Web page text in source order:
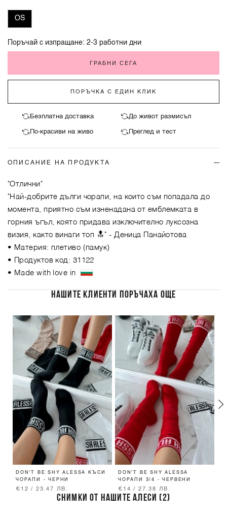
OS
Поръчай с изпращане: 2-3 работни дни
ГРАБНИ СЕГА
ПОРЪЧКА С ЕДИН КЛИК
Безплатна доставка До живот размисъл
По-красиви на живо Преглед и тест
ОПИСАНИЕ НА ПРОДУКТА
"Отлични"
"Най-добрите дълги чорапи, на които съм попадала до
момента, приятно съм изненадана от емблемката в
горния ъгъл, която придава изключително луксозна
визия, както винаги топ 🔝" - Деница Панайотова
• Материя: плетиво (памук)
• Продуктов код: 31122
• Made with love in
НАШИТЕ КЛИЕНТИ ПОРЪЧАХА ОЩЕ
DON'T BE SHY ALESSA КЪСИ
ЧОРАПИ - ЧЕРНИ
€12 / 23.47 ЛВ.
DON'T BE SHY ALESSA
ЧОРАПИ 3/4 - ЧЕРВЕНИ
€14 / 27.38 ЛВ.
СНИМКИ ОТ НАШИТЕ АЛЕСИ (2)